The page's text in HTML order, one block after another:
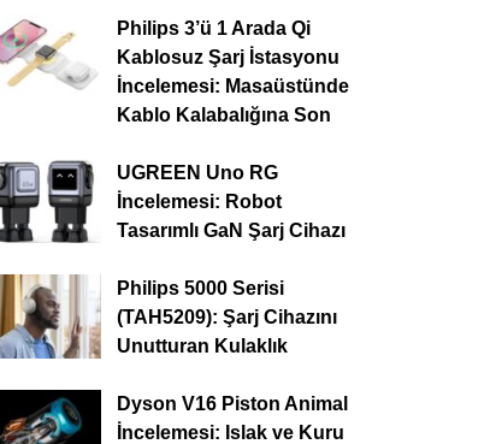
Philips 3’ü 1 Arada Qi
Kablosuz Şarj İstasyonu
İncelemesi: Masaüstünde
Kablo Kalabalığına Son
UGREEN Uno RG
İncelemesi: Robot
Tasarımlı GaN Şarj Cihazı
Philips 5000 Serisi
(TAH5209): Şarj Cihazını
Unutturan Kulaklık
Dyson V16 Piston Animal
İncelemesi: Islak ve Kuru